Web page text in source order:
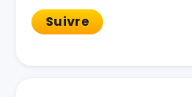
Suivre